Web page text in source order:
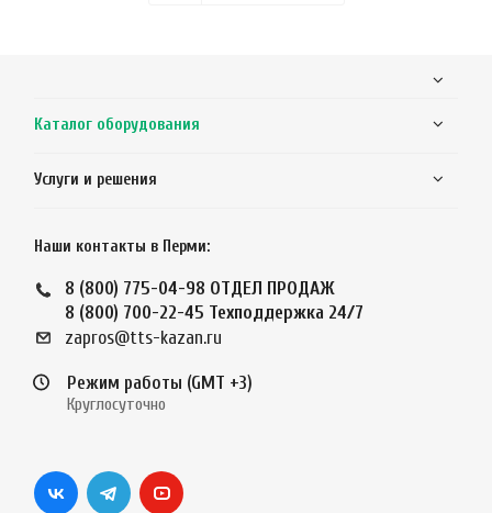
Каталог оборудования
Услуги и решения
Наши контакты в Перми:
8 (800) 775-04-98 ОТДЕЛ ПРОДАЖ
8 (800) 700-22-45 Техподдержка 24/7
zapros@tts-kazan.ru
Режим работы (GMT +3)
Круглосуточно